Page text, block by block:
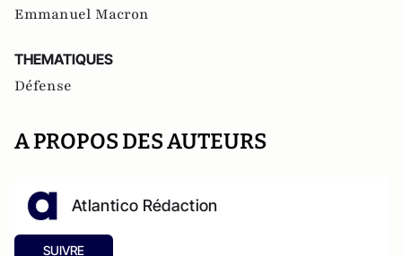
Emmanuel Macron
THEMATIQUES
Défense
A PROPOS DES AUTEURS
Atlantico Rédaction
SUIVRE